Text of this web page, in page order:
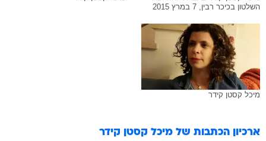
השלטון בכיכר רבין, 7 במרץ 2015
מיכל קסטן קידר
ארכיון הכתבות של מיכל קסטן קידר